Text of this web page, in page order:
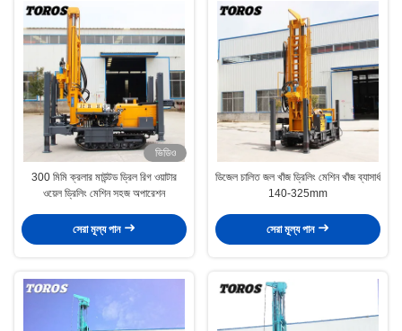
ভিডিও
300 মিমি ক্রলার মাউন্টড ড্রিল রিগ ওয়াটার
ওয়েল ড্রিলিং মেশিন সহজ অপারেশন
সেরা মূল্য পান
ডিজেল চালিত জল খাঁজ ড্রিলিং মেশিন খাঁজ ব্যাসার্ধ
140-325mm
সেরা মূল্য পান